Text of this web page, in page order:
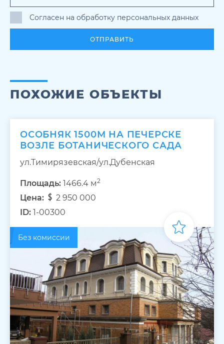
Согласен на обработку персональных данных
ОТПРАВИТЬ
ПОХОЖИЕ ОБЪЕКТЫ
ОСОБНЯК 1500М НА ПЕЧЕРСКЕ
ВОЗЛЕ БОТАНИЧЕСКОГО САДА
ул.Тимирязевская/ул.Дубенская
Площадь: 1466.4 м2
Цена:
2 950 000
ID: 1-00300
Без комиссии